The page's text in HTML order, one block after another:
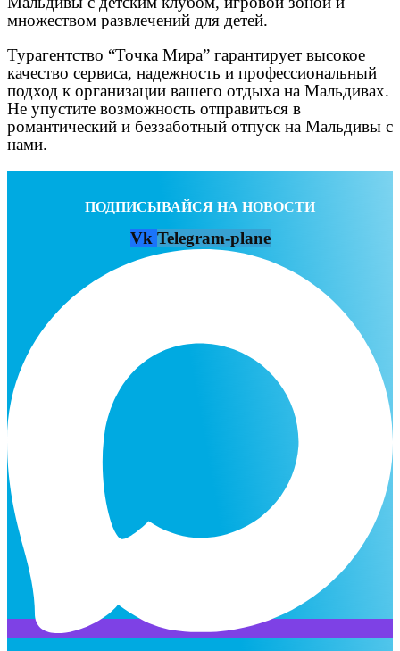
множеством развлечений для детей.
Турагентство “Точка Мира” гарантирует высокое
качество сервиса, надежность и профессиональный
подход к организации вашего отдыха на Мальдивах.
Не упустите возможность отправиться в
романтический и беззаботный отпуск на Мальдивы с
нами.
ПОДПИСЫВАЙСЯ НА НОВОСТИ
Vk Telegram-plane